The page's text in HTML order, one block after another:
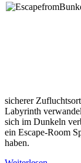
sicherer
Labyrinth
sich im Dunkeln
ein Escape-Room
haben.